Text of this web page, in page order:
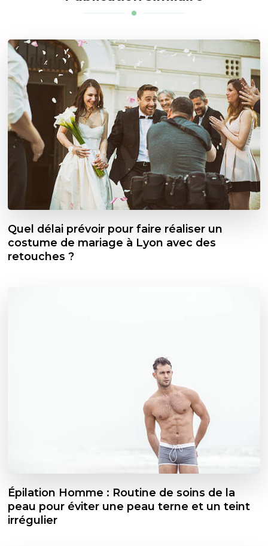
Quel délai prévoir pour faire réaliser un
costume de mariage à Lyon avec des
retouches ?
Épilation Homme : Routine de soins de la
peau pour éviter une peau terne et un teint
irrégulier